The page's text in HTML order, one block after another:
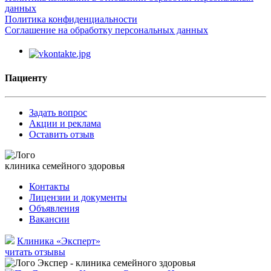
данных
Политика конфиденциальности
Соглашение на обработку персональных данных
Пациенту
Задать вопрос
Акции и реклама
Оставить отзыв
клиника семейного здоровья
Контакты
Лицензии и документы
Объявления
Вакансии
Клиника «Эксперт»
читать отзывы